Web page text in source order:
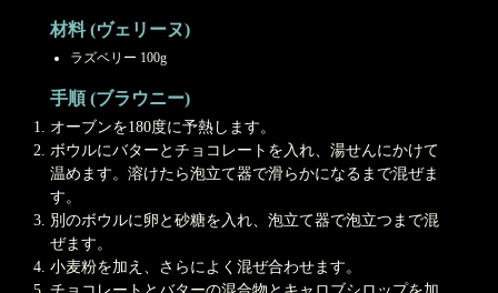
材料 (ヴェリーヌ)
ラズベリー 100g
手順 (ブラウニー)
オーブンを180度に予熱します。
ボウルにバターとチョコレートを入れ、湯せんにかけて
温めます。溶けたら泡立て器で滑らかになるまで混ぜま
す。
別のボウルに卵と砂糖を入れ、泡立て器で泡立つまで混
ぜます。
小麦粉を加え、さらによく混ぜ合わせます。